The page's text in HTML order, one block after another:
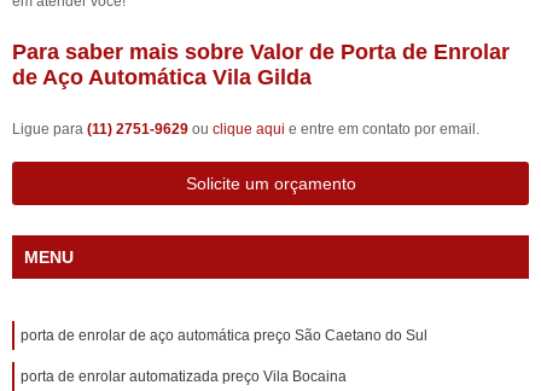
Para saber mais sobre Valor de Porta de Enrolar
de Aço Automática Vila Gilda
Ligue para (11) 2751-9629 ou clique aqui e entre em contato por email.
Solicite um orçamento
MENU
porta de enrolar de aço automática preço São Caetano do Sul
porta de enrolar automatizada preço Vila Bocaina